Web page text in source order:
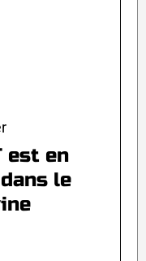
est en
le